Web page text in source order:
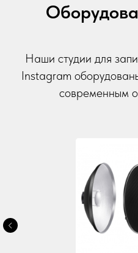
Наши студии для
Instagram
современным